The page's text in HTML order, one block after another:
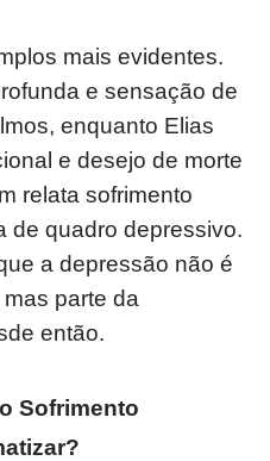
mais evidentes.
e sensação de
enquanto Elias
e desejo de morte
relata sofrimento
de quadro depressivo.
a depressão não é
parte da
então.
Sofrimento